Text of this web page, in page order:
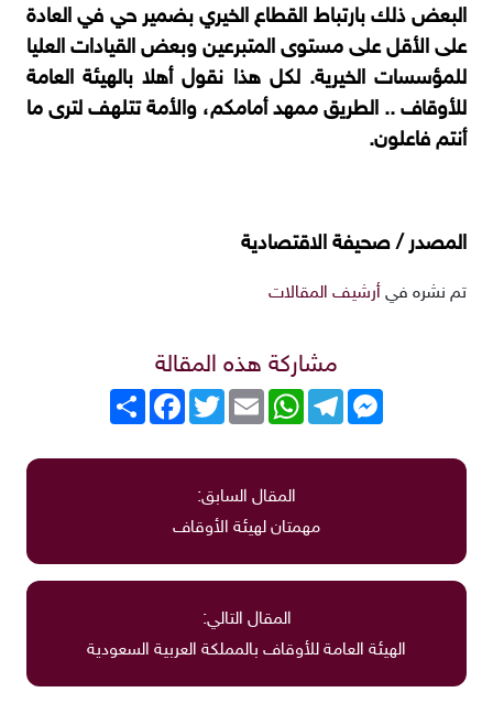
البعض ذلك بارتباط القطاع الخيري بضمير حي في العادة
على الأقل على مستوى المتبرعين وبعض القيادات العليا
للمؤسسات الخيرية. لكل هذا نقول أهلا بالهيئة العامة
للأوقاف .. الطريق ممهد أمامكم، والأمة تتلهف لترى ما
أنتم فاعلون.
المصدر /صحيفة الاقتصادية
تم نشره في أرشيف المقالات
مشاركة هذه المقالة
انشر
FacebookTwitterEmail
WhatsAppTelegram
Messenger
المقال السابق:
مهمتان لهيئة الأوقاف
المقال التالي:
الهيئة العامة للأوقاف بالمملكة العربية السعودية